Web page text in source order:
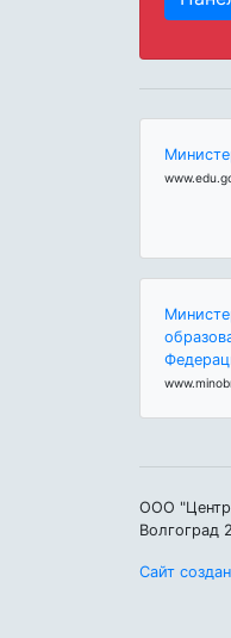
ООО "Центр
Волгоград
Сайт